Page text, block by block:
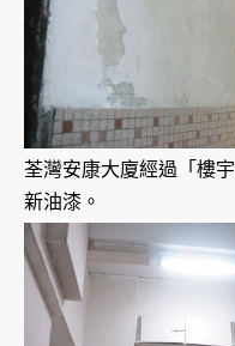
荃灣安康大廈經過「樓
新油漆。